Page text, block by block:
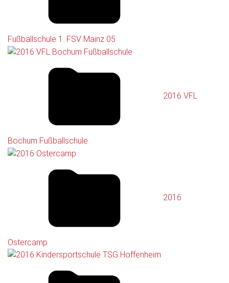
Fußballschule 1. FSV Mainz 05
2016 VFL
Bochum Fußballschule
2016
Ostercamp